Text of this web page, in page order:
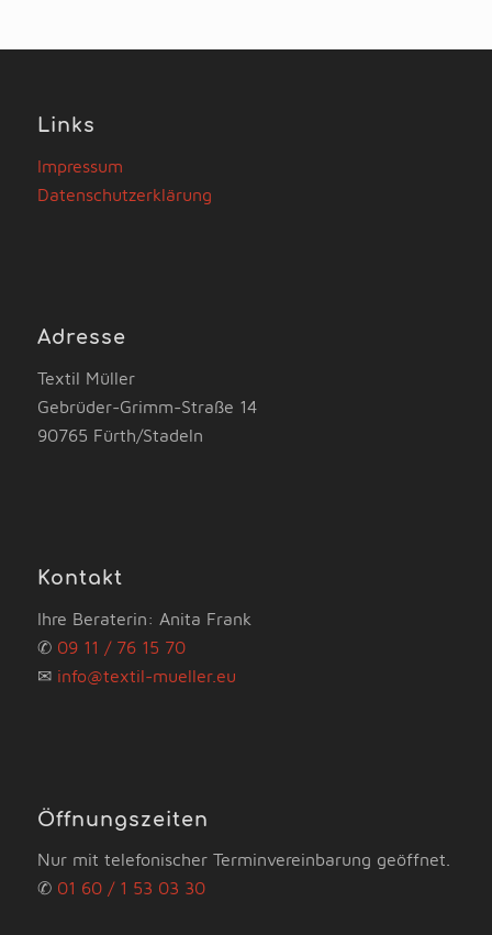
Links
Impressum
Datenschutzerklärung
Adresse
Textil Müller
Gebrüder-Grimm-Straße 14
90765 Fürth/Stadeln
Kontakt
Ihre Beraterin: Anita Frank
✆ 09 11 / 76 15 70
✉ info@textil-mueller.eu
Öffnungszeiten
Nur mit telefonischer Terminvereinbarung geöffnet.
✆ 01 60 / 1 53 03 30